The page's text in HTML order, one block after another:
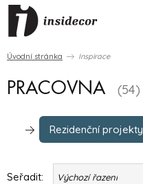
Úvodní stránka Inspirace
PRACOVNA (54)
Rezidenční projekty
Seřadit: Výchozí řazení